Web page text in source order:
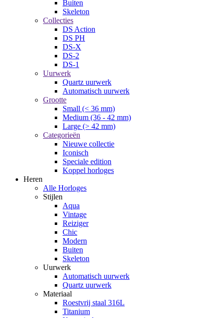
Buiten
Skeleton
Collecties
DS Action
DS PH
DS-X
DS-2
DS-1
Uurwerk
Quartz uurwerk
Automatisch uurwerk
Grootte
Small (< 36 mm)
Medium (36 - 42 mm)
Large (> 42 mm)
Categorieën
Nieuwe collectie
Iconisch
Speciale edition
Koppel horloges
Heren
Alle Horloges
Stijlen
Aqua
Vintage
Reiziger
Chic
Modern
Buiten
Skeleton
Uurwerk
Automatisch uurwerk
Quartz uurwerk
Materiaal
Roestvrij staal 316L
Titanium